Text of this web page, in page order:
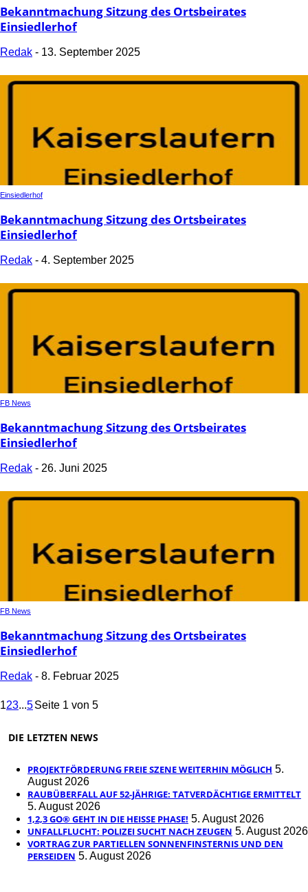
Bekanntmachung Sitzung des Ortsbeirates
Einsiedlerhof
Redak - 13. September 2025
Einsiedlerhof
Bekanntmachung Sitzung des Ortsbeirates
Einsiedlerhof
Redak - 4. September 2025
FB News
Bekanntmachung Sitzung des Ortsbeirates
Einsiedlerhof
Redak - 26. Juni 2025
FB News
Bekanntmachung Sitzung des Ortsbeirates
Einsiedlerhof
Redak - 8. Februar 2025
123...5Seite 1 von 5
DIE LETZTEN NEWS
PROJEKTFÖRDERUNG FREIE SZENE WEITERHIN MÖGLICH 5.
August 2026
RAUBÜBERFALL AUF 52-JÄHRIGE: TATVERDÄCHTIGE ERMITTELT
5. August 2026
1,2,3 GO® GEHT IN DIE HEISSE PHASE! 5. August 2026
UNFALLFLUCHT: POLIZEI SUCHT NACH ZEUGEN 5. August 2026
VORTRAG ZUR PARTIELLEN SONNENFINSTERNIS UND DEN
PERSEIDEN 5. August 2026